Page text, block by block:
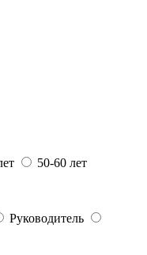
50-60 лет
Руководитель